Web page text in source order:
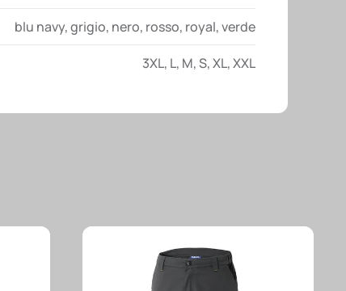
blu navy,grigio, nero, rosso, royal,verde
3XL, L, M,S,XL,XXL